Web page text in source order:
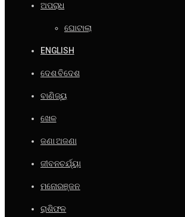
ଅପରାଧ
ଘୋଟାଲା
ENGLISH
ଦେଶ ବିଦେଶ
ବାଣିଜ୍ୟ
ଖେଳ
ଜଣା ଅଜଣା
ଜୀବନଚର୍ଯ୍ୟା
ମନୋରଞ୍ଜନ
ରାଶିଫଳ